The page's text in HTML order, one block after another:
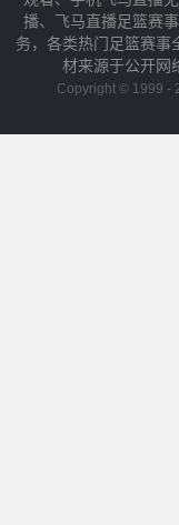
播、飞马直播足篮赛
务，各类热门足篮赛事
材来源于公开网
Copyright © 1999 -